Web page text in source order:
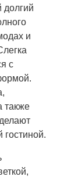
и
с
также